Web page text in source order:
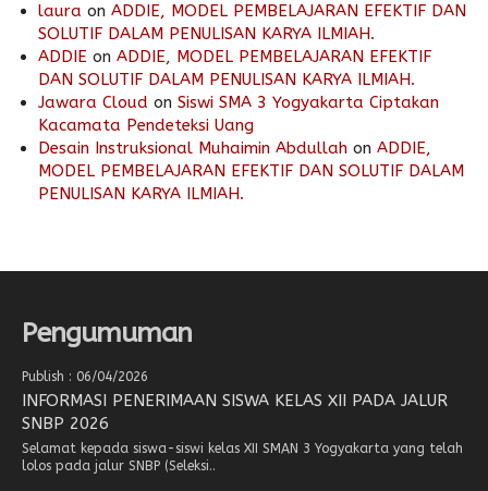
laura on ADDIE, MODEL PEMBELAJARAN EFEKTIF DAN
SOLUTIF DALAM PENULISAN KARYA ILMIAH.
ADDIE on ADDIE, MODEL PEMBELAJARAN EFEKTIF
DAN SOLUTIF DALAM PENULISAN KARYA ILMIAH.
Jawara Cloud on Siswi SMA 3 Yogyakarta Ciptakan
Kacamata Pendeteksi Uang
Desain Instruksional Muhaimin Abdullah on ADDIE,
MODEL PEMBELAJARAN EFEKTIF DAN SOLUTIF DALAM
PENULISAN KARYA ILMIAH.
Pengumuman
Publish : 06/04/2026
INFORMASI PENERIMAAN SISWA KELAS XII PADA JALUR
SNBP 2026
Selamat kepada siswa-siswi kelas XII SMAN 3 Yogyakarta yang telah
lolos pada jalur SNBP (Seleksi..